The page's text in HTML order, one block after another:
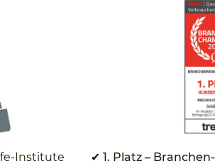
Institute
✔ 1. Platz –